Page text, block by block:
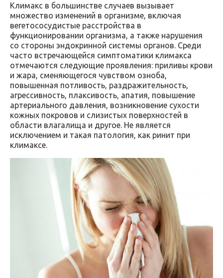
Климакс в большинстве случаев вызывает
множество изменений в организме, включая
вегетососудистые расстройства в
функционировании организма, а также нарушения
со стороны эндокринной системы органов. Среди
часто встречающейся симптоматики климакса
отмечаются следующие проявления: приливы крови
и жара, сменяющегося чувством озноба,
повышенная потливость, раздражительность,
агрессивность, плаксивость, апатия, повышение
артериального давления, возникновение сухости
кожных покровов и слизистых поверхностей в
области влагалища и другое. Не является
исключением и такая патология, как ринит при
климаксе.